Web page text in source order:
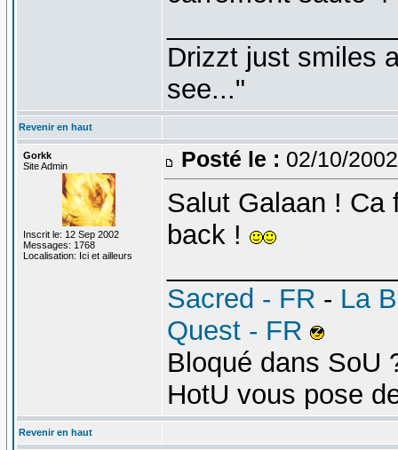
Drizzt just smiles
see..."
Revenir en haut
Gorkk
Site Admin
Inscrit le: 12 Sep 2002
Messages: 1768
Localisation: Ici et ailleurs
Posté le : 02/10/
Salut Galaan ! Ca
back !
Sacred - FR - La
Quest - FR
Bloqué dans SoU
HotU vous pose
Revenir en haut